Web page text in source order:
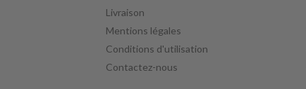
Livraison
Mentions légales
Conditions d'utilisation
Contactez-nous